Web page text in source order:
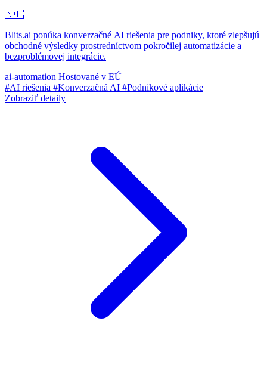
🇳🇱
Blits.ai ponúka konverzačné AI riešenia pre podniky, ktoré zlepšujú
obchodné výsledky prostredníctvom pokročilej automatizácie a
bezproblémovej integrácie.
ai-automation Hostované v EÚ
#AI riešenia #Konverzačná AI #Podnikové aplikácie
Zobraziť detaily